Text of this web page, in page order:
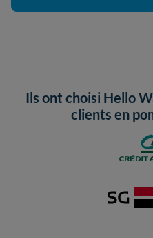
Ils ont choisi Hello
clients en